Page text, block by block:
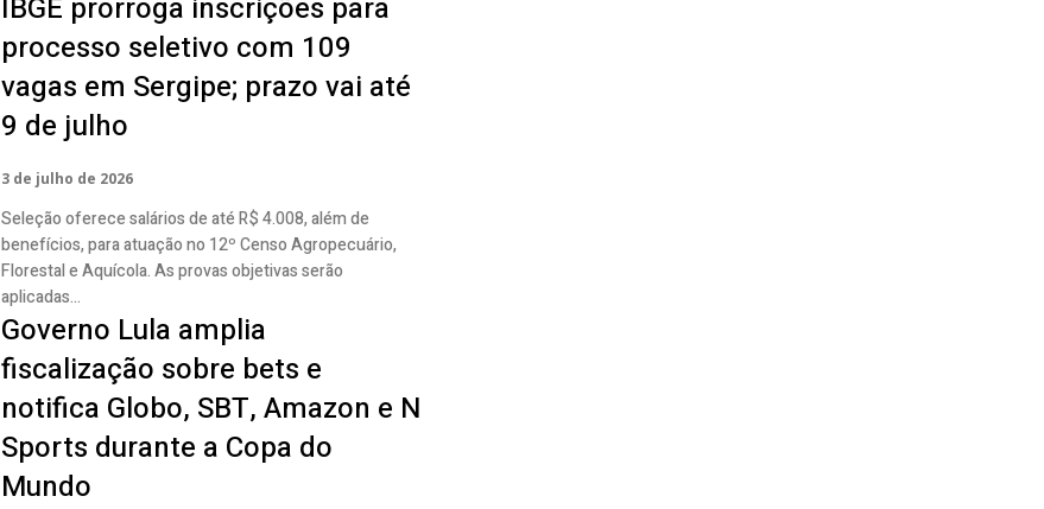
IBGE prorroga inscrições para
processo seletivo com 109
vagas em Sergipe; prazo vai até
9 de julho
3 de julho de 2026
Seleção oferece salários de até R$ 4.008, além de
benefícios, para atuação no 12º Censo Agropecuário,
Florestal e Aquícola. As provas objetivas serão
aplicadas...
Governo Lula amplia
fiscalização sobre bets e
notifica Globo, SBT, Amazon e N
Sports durante a Copa do
Mundo